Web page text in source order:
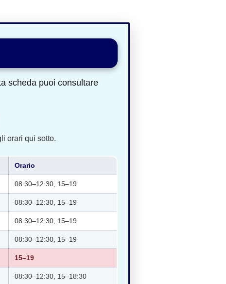
scheda puoi consultare
orari qui sotto.
Orario
08:30–12:30, 15–19
08:30–12:30, 15–19
08:30–12:30, 15–19
08:30–12:30, 15–19
15–19
08:30–12:30, 15–18:30